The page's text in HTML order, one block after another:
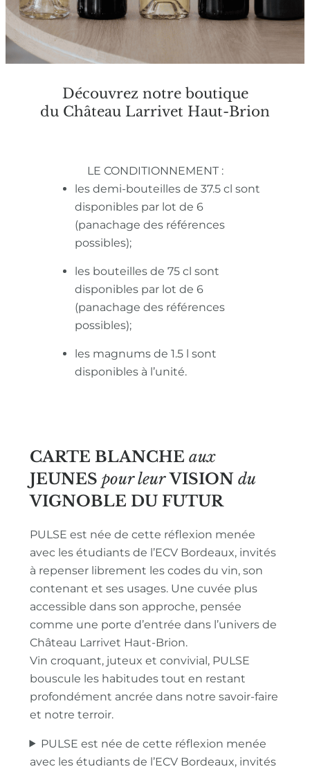
Découvrez notre boutique
du Château Larrivet Haut-Brion
LE CONDITIONNEMENT :
les demi-bouteilles de 37.5 cl sont
disponibles par lot de 6
(panachage des références
possibles);
les bouteilles de 75 cl sont
disponibles par lot de 6
(panachage des références
possibles);
les magnums de 1.5 l sont
disponibles à l’unité.
CARTE BLANCHE aux
JEUNES pour leur VISION du
VIGNOBLE DU FUTUR
PULSE est née de cette réflexion menée
avec les étudiants de l’ECV Bordeaux, invités
à repenser librement les codes du vin, son
contenant et ses usages. Une cuvée plus
accessible dans son approche, pensée
comme une porte d’entrée dans l’univers de
Château Larrivet Haut-Brion.
Vin croquant, juteux et convivial, PULSE
bouscule les habitudes tout en restant
profondément ancrée dans notre savoir-faire
et notre terroir.
PULSE est née de cette réflexion menée
avec les étudiants de l’ECV Bordeaux, invités